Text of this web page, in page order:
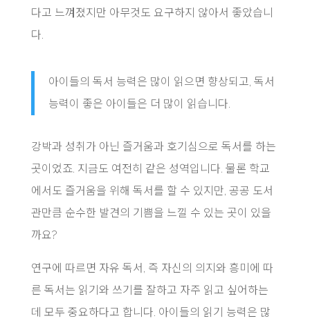
다고 느껴졌지만 아무것도 요구하지 않아서 좋았습니
다.
아이들의 독서 능력은 많이 읽으면 향상되고, 독서
능력이 좋은 아이들은 더 많이 읽습니다.
강박과 성취가 아닌 즐거움과 호기심으로 독서를 하는
곳이었죠. 지금도 여전히 같은 성역입니다. 물론 학교
에서도 즐거움을 위해 독서를 할 수 있지만, 공공 도서
관만큼 순수한 발견의 기쁨을 느낄 수 있는 곳이 있을
까요?
연구에 따르면 자유 독서, 즉 자신의 의지와 흥미에 따
른 독서는 읽기와 쓰기를 잘하고 자주 읽고 싶어하는
데 모두 중요하다고 합니다. 아이들의 읽기 능력은 많